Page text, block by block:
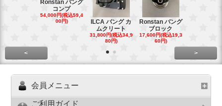
Ronstan バング
コンプ
54,000円(税込59,4
00円)
ILCA バング カ
ムクリート
31,800円(税込34,9
80円)
Ronstan バング
ブロック
17,600円(税込19,3
60円)
< >
会員メニュー
ご利用ガイド